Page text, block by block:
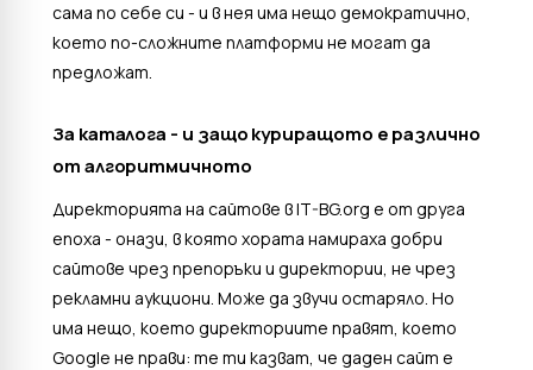
сама по себе си - и в нея има нещо демократично,
което по-сложните платформи не могат да
предложат.
За каталога - и защо куриращото е различно
от алгоритмичното
Директорията на сайтове в IT-BG.org е от друга
епоха - онази, в която хората намираха добри
сайтове чрез препоръки и директории, не чрез
рекламни аукциони. Може да звучи остаряло. Но
има нещо, което директориите правят, което
Google не прави: те ти казват, че даден сайт е